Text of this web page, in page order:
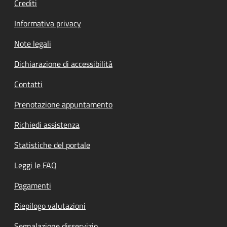
Crediti
Informativa privacy
Note legali
Dichiarazione di accessibilità
Contatti
Prenotazione appuntamento
Richiedi assistenza
Statistiche del portale
Leggi le FAQ
Pagamenti
Riepilogo valutazioni